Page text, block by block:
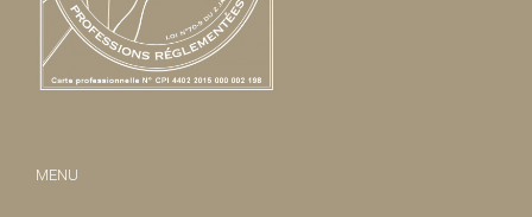
MENU